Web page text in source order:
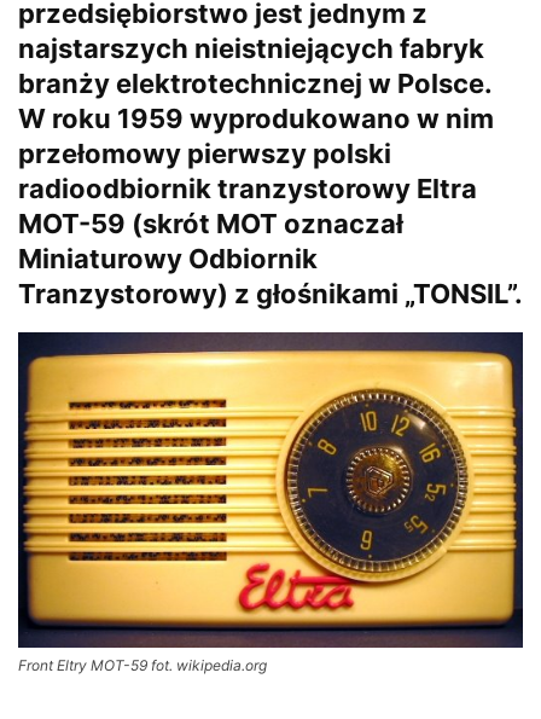
przedsiębiorstwo jest jednym z
najstarszych nieistniejących fabryk
branży elektrotechnicznej w Polsce.
W roku 1959 wyprodukowano w nim
przełomowy pierwszy polski
radioodbiornik tranzystorowy Eltra
MOT-59 (skrót MOT oznaczał
Miniaturowy Odbiornik
Tranzystorowy) z głośnikami „TONSIL”.
Front Eltry MOT-59 fot. wikipedia.org